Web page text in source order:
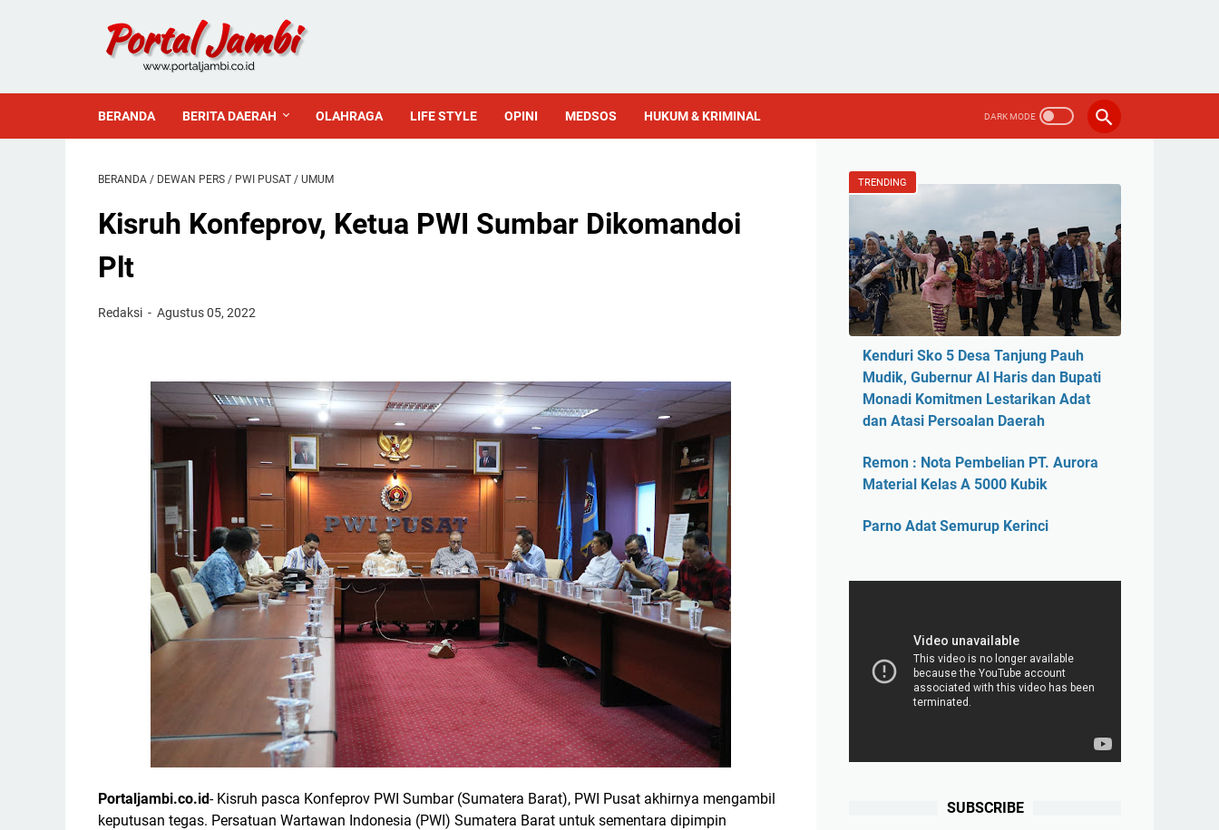
BERANDA BERITA DAERAH OLAHRAGA LIFE STYLE OPINI MEDSOS HUKUM & KRIMINAL
BERANDA / DEWAN PERS / PWI PUSAT / UMUM
Kisruh Konfeprov, Ketua PWI Sumbar Dikomandoi
Plt
Redaksi Agustus 05, 2022
Portaljambi.co.id- Kisruh pasca Konfeprov PWI Sumbar (Sumatera Barat), PWI Pusat akhirnya mengambil
keputusan tegas. Persatuan Wartawan Indonesia (PWI) Sumatera Barat untuk sementara dipimpin
TRENDING
Kenduri Sko 5 Desa Tanjung Pauh
Mudik, Gubernur Al Haris dan Bupati
Monadi Komitmen Lestarikan Adat
dan Atasi Persoalan Daerah
Remon : Nota Pembelian PT. Aurora
Material Kelas A 5000 Kubik
Parno Adat Semurup Kerinci
SUBSCRIBE